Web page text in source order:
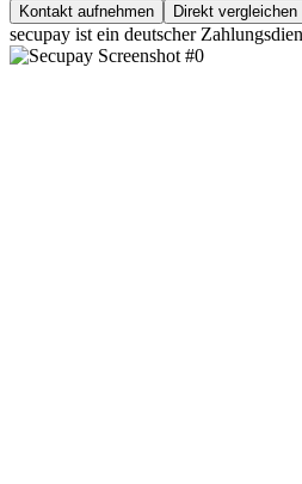
Kontakt aufnehmen Direkt vergleichen
secupay ist ein deutscher